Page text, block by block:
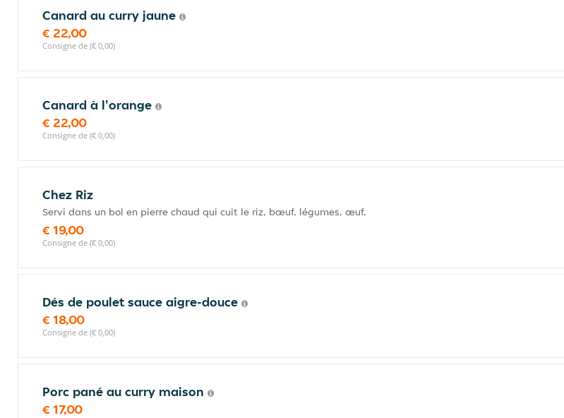
Canard au curry jaune
€ 22,00
Consigne de (€ 0,00)
Canard à l'orange
€ 22,00
Consigne de (€ 0,00)
Chez Riz
Servi dans un bol en pierre chaud qui cuit le riz, bœuf, légumes, œuf.
€ 19,00
Consigne de (€ 0,00)
Dés de poulet sauce aigre-douce
€ 18,00
Consigne de (€ 0,00)
Porc pané au curry maison
€ 17,00